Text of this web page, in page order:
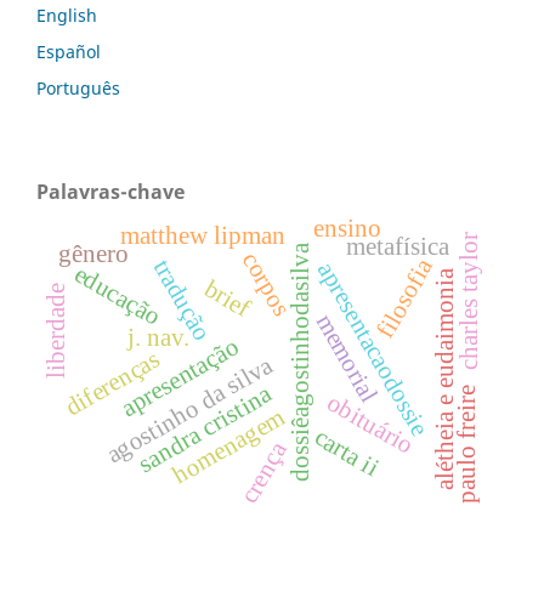
English
Español
Português
Palavras-chave
apresentação dossiêagostinhodasilvaapresentacaodossie
traduçãobrief
j. nav.
agostinho da silva carta ii
sandra cristina obituário
homenagem
memorial
diferenças
corpos alétheia e eudaimonia
filosofia
metafísica
paulo freire
matthew lipman
educação
crença
gênero
liberdade
ensino
charles taylor